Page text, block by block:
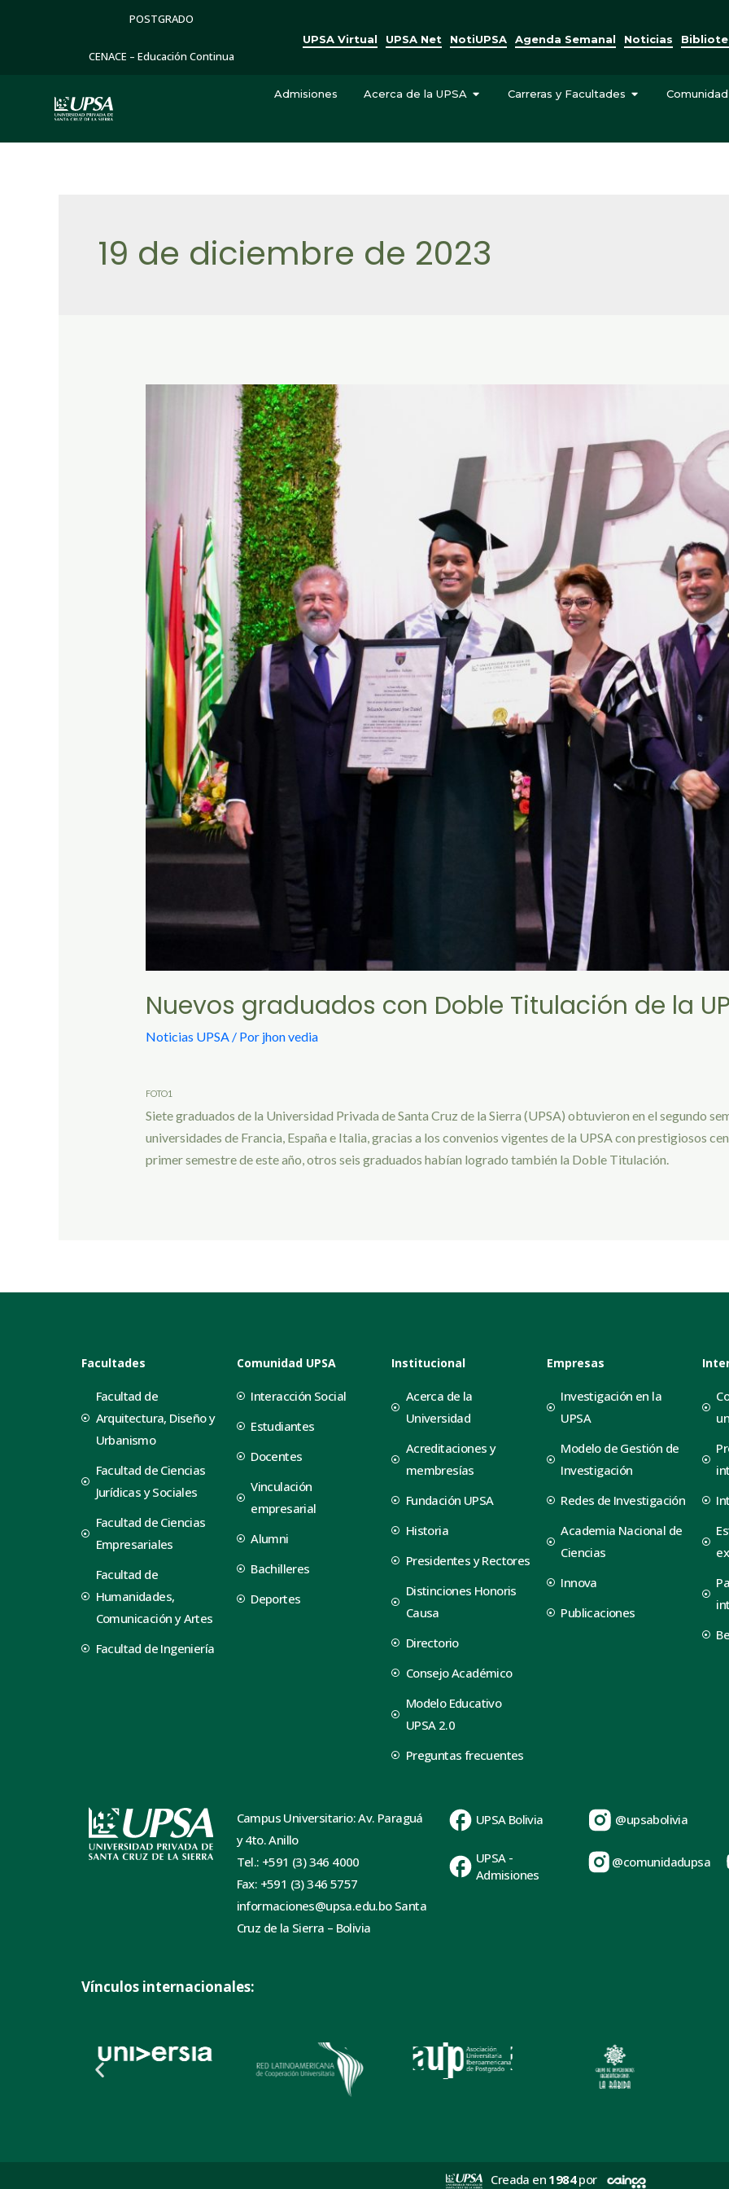
POSTGRADO
CENACE – Educación Continua
UPSA Virtual UPSA Net NotiUPSA Agenda Semanal Noticias
Admisiones Acerca de la UPSA Carreras y Facultades Comunidad
19 de diciembre de 2023
Nuevos graduados con Doble Titulación de la
Noticias UPSA/ Por jhon vedia
FOTO1
Siete graduados de la Universidad Privada de Santa Cruz de la Sierra (UPSA) obtuvieron en el segundo
universidades de Francia, España e Italia, gracias a los convenios vigentes de la UPSA con prestigiosos
primer semestre de este año, otros seis graduados habían logrado también la Doble Titulación.
Facultades
Facultad de
Arquitectura, Diseño y
Urbanismo
Facultad de Ciencias
Jurídicas y Sociales
Facultad de Ciencias
Empresariales
Facultad de
Humanidades,
Comunicación y Artes
Facultad de Ingeniería
Comunidad UPSA
Interacción Social
Estudiantes
Docentes
Vinculación
empresarial
Alumni
Bachilleres
Deportes
Institucional
Acerca de la
Universidad
Acreditaciones y
membresías
Fundación UPSA
Historia
Presidentes y Rectores
Distinciones Honoris
Causa
Directorio
Consejo Académico
Modelo Educativo
UPSA 2.0
Preguntas frecuentes
Empresas
Investigación en la
UPSA
Modelo de Gestión de
Investigación
Redes de Investigación
Academia Nacional de
Ciencias
Innova
Publicaciones
Campus Universitario: Av. Paraguá
y 4to. Anillo
Tel.: +591 (3) 346 4000
Fax: +591 (3) 346 5757
informaciones@upsa.edu.bo Santa
Cruz de la Sierra – Bolivia
UPSA Bolivia
UPSA -
Admisiones
@upsabolivia
@comunidadupsa
Vínculos internacionales:
Creada en 1984por